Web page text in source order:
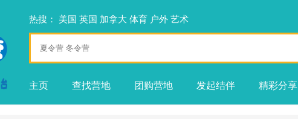
热搜： 美国 英国 加拿大 体育 户外 艺术
主页 查找营地 团购营地 发起结伴 精彩分享